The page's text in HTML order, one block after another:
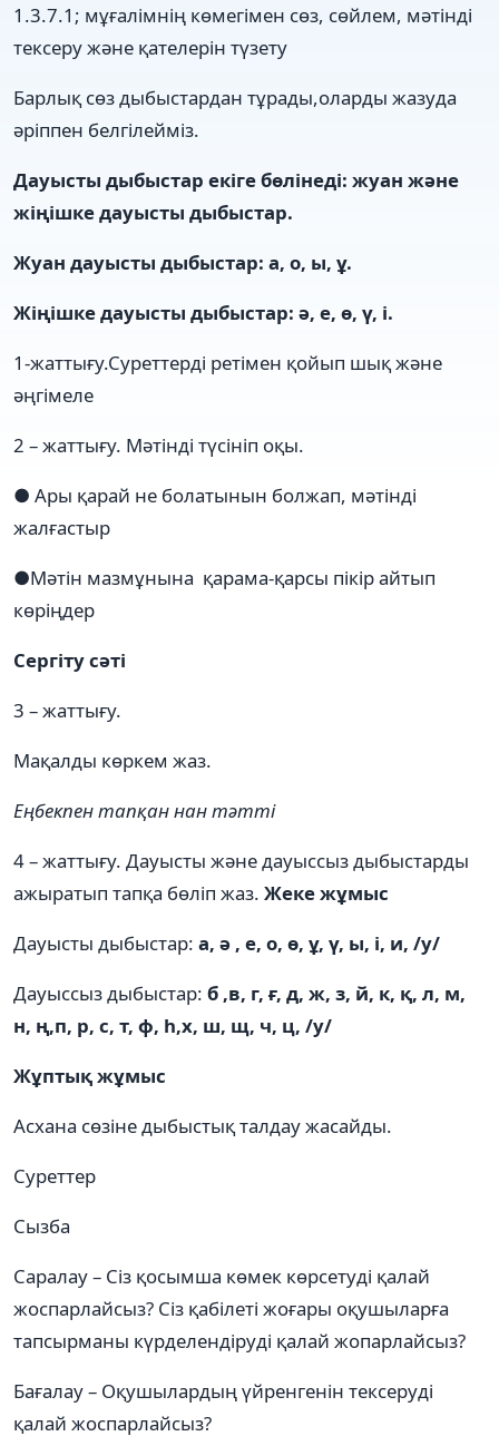
1.3.7.1; мұғалімнің көмегімен сөз, сөйлем, мəтінді
тексеру жəне қателерін түзету
Барлық сөз дыбыстардан тұрады,оларды жазуда
әріппен белгілейміз.
Дауысты дыбыстар екіге бөлінеді: жуан және
жіңішке дауысты дыбыстар.
Жуан дауысты дыбыстар: а, о, ы, ұ.
Жіңішке дауысты дыбыстар: ә, е, ө, ү, і.
1-жаттығу.Суреттерді ретімен қойып шық және
әңгімеле
2 – жаттығу. Мәтінді түсініп оқы.
● Ары қарай не болатынын болжап, мәтінді
жалғастыр
●Мәтін мазмұнына қарама-қарсы пікір айтып
көріңдер
Сергіту сәті
3 – жаттығу.
Мақалды көркем жаз.
Еңбекпен тапқан нан тәтті
4 – жаттығу. Дауысты және дауыссыз дыбыстарды
ажыратып тапқа бөліп жаз. Жеке жұмыс
Дауысты дыбыстар: а, ә , е, о, ө, ұ, ү, ы, і, и, /у/
Дауыссыз дыбыстар: б ,в, г, ғ, д, ж, з, й, к, қ, л, м,
н, ң,п, р, с, т, ф, һ,х, ш, щ, ч, ц, /у/
Жұптық жұмыс
Асхана сөзіне дыбыстық талдау жасайды.
Суреттер
Сызба
Саралау – Сіз қосымша көмек көрсетуді қалай
жоспарлайсыз? Сіз қабілеті жоғары оқушыларға
тапсырманы күрделендіруді қалай жопарлайсыз?
Бағалау – Оқушылардың үйренгенін тексеруді
қалай жоспарлайсыз?